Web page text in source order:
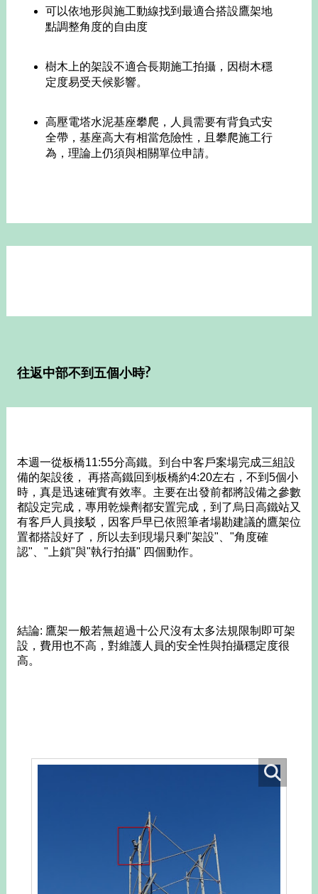
可以依地形與施工動線找到最適合搭設鷹架地
點調整角度的自由度
樹木上的架設不適合長期施工拍攝，因樹木穩
定度易受天候影響。
高壓電塔水泥基座攀爬，人員需要有背負式安
全帶，基座高大有相當危險性，且攀爬施工行
為，理論上仍須與相關單位申請。
往返中部不到五個小時?
本週一從板橋11:55分高鐵。到台中客戶案場完成三組設
備的架設後， 再搭高鐵回到板橋約4:20左右，不到5個小
時，真是迅速確實有效率。主要在出發前都將設備之參數
都設定完成，專用乾燥劑都安置完成，到了烏日高鐵站又
有客戶人員接駁，因客戶早已依照筆者場勘建議的鷹架位
置都搭設好了，所以去到現場只剩"架設"、"角度確
認"、"上鎖"與"執行拍攝" 四個動作。
結論: 鷹架一般若無超過十公尺沒有太多法規限制即可架
設，費用也不高，對維護人員的安全性與拍攝穩定度很
高。